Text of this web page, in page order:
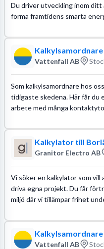
Du driver utveckling inom
forma framtidens smarta
Kalkylsamordnare
Vattenfall AB
Som kalkylsamordnare hos
tidigaste skedena. Här får du
arbete med många
Kalkylator till
Granitor Electro AB
Vi söker en kalkylator som vill
driva egna projekt. Du får
miljö där vi tillämpar frihet
Kalkylsamordnare
Vattenfall AB